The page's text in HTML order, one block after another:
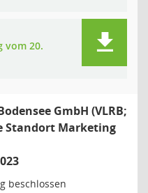
vom 20.
GmbH (VLRB;
Standort Marketing
beschlossen